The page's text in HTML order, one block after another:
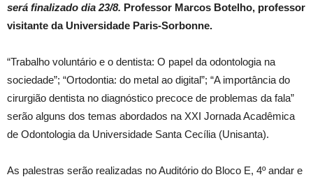
será finalizado dia 23/8. Professor Marcos Botelho, professor
visitante da Universidade Paris-Sorbonne.
“Trabalho voluntário e o dentista: O papel da odontologia na
sociedade”; “Ortodontia: do metal ao digital”; “A importância do
cirurgião dentista no diagnóstico precoce de problemas da fala”
serão alguns dos temas abordados na XXI Jornada Acadêmica
de Odontologia da Universidade Santa Cecília (Unisanta).
As palestras serão realizadas no Auditório do Bloco E, 4º andar e